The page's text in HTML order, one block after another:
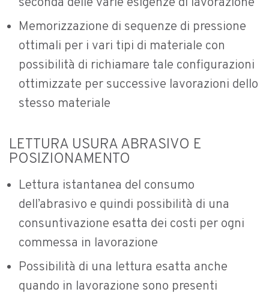
Memorizzazione di sequenze di pressione
ottimali per i vari tipi di materiale con
possibilità di richiamare tale configurazioni
ottimizzate per successive lavorazioni dello
stesso materiale
LETTURA USURA ABRASIVO E
POSIZIONAMENTO
Lettura istantanea del consumo
dell’abrasivo e quindi possibilità di una
consuntivazione esatta dei costi per ogni
commessa in lavorazione
Possibilità di una lettura esatta anche
quando in lavorazione sono presenti